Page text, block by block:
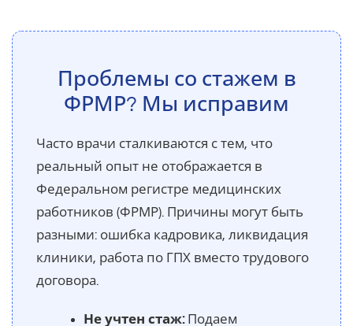
Проблемы со стажем в
ФРМР? Мы исправим
Часто врачи сталкиваются с тем, что
реальный опыт не отображается в
Федеральном регистре медицинских
работников (ФРМР). Причины могут быть
разными: ошибка кадровика, ликвидация
клиники, работа по ГПХ вместо трудового
договора.
Не учтен стаж:Подаем